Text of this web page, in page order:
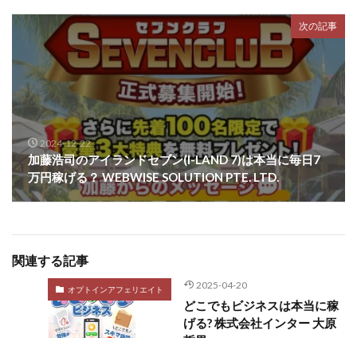
次の記事
2024-12-22
加藤浩司のアイランドセブン(I-LAND 7)は本当に毎日7
万円稼げる？ WEBWISE SOLUTION PTE. LTD.
関連する記事
オプトインアフェリエイト 2025-04-20
どこでもビジネスは本当に稼
げる? 株式会社インター 大原